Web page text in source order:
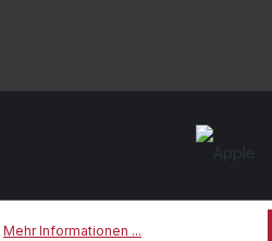
Mehr Informationen ...